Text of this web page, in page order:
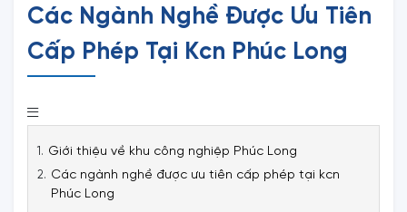
Các Ngành Nghề Được Ưu Tiên
Cấp Phép Tại Kcn Phúc Long
Giới thiệu về khu công nghiệp Phúc Long
Các ngành nghề được ưu tiên cấp phép tại kcn
Phúc Long